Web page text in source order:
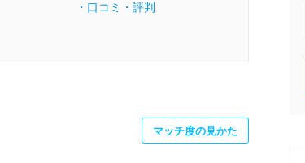
・口コミ・評判
マッチ度の見かた